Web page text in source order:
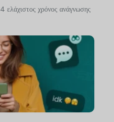
4 ελάχιστος χρόνος ανάγνωσης